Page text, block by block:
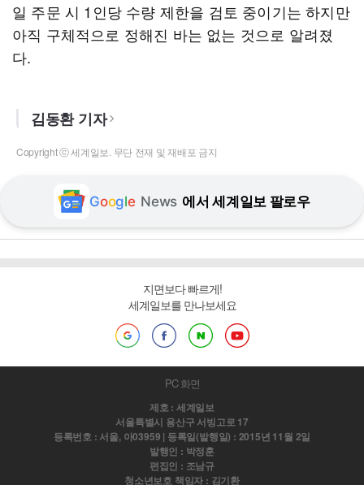
일 주문 시 1인당 수량 제한을 검토 중이기는 하지만
아직 구체적으로 정해진 바는 없는 것으로 알려졌
다.
김동환 기자
Copyright ⓒ 세계일보. 무단 전재 및 재배포 금지
Google News 에서 세계일보 팔로우
지면보다 빠르게!
세계일보를 만나보세요
PC 화면
제호 : 세계일보
서울특별시 용산구 서빙고로 17
등록번호 : 서울, 아03959 | 등록일(발행일) : 2015년 11월 2일
발행인 : 박정훈
편집인 : 조남규
청소년보호 책임자 : 김기환